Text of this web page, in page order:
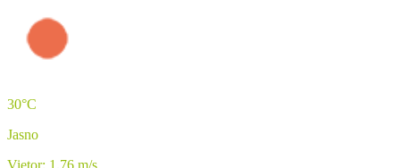
30°C
Jasno
Vietor: 1.76 m/s